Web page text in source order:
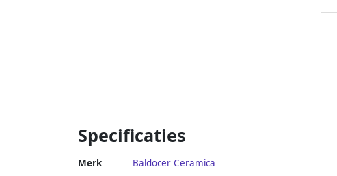
Specificaties
Merk Baldocer Ceramica